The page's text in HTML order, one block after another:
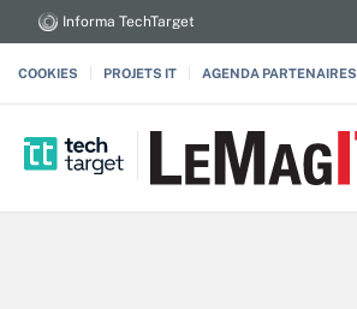
Informa TechTarget
COOKIES PROJETS IT AGENDA PARTENAIRES